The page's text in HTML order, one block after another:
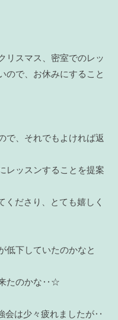
リスマス、密室でのレッ
ので、お休みにすること
で、それでもよければ返
レッスンすることを提案
くださり、とても嬉しく
低下していたのかなと
来たのかな‥☆
会は少々疲れましたが‥